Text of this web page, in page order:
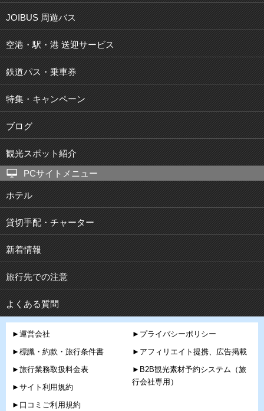
JOIBUS 周遊バス
空港・駅・港 送迎サービス
鉄道パス・乗車券
特集・キャンペーン
ブログ
観光スポット紹介
PCサイトメニュー
ホテル
貸切手配・チャーター
新着情報
旅行先での注意
よくある質問
►運営会社
►標識・約款・旅行条件書
►旅行業務取扱料金表
►サイト利用規約
►口コミご利用規約
►プライバシーポリシー
►アフィリエイト提携、広告掲載
►B2B観光素材予約システム（旅
行会社専用）